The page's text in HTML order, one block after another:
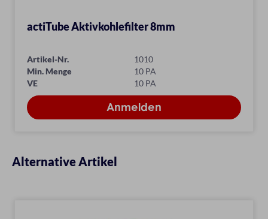
actiTube Aktivkohlefilter 8mm
Artikel-Nr.
1010
Min. Menge
10 PA
VE
10 PA
Alternative Artikel